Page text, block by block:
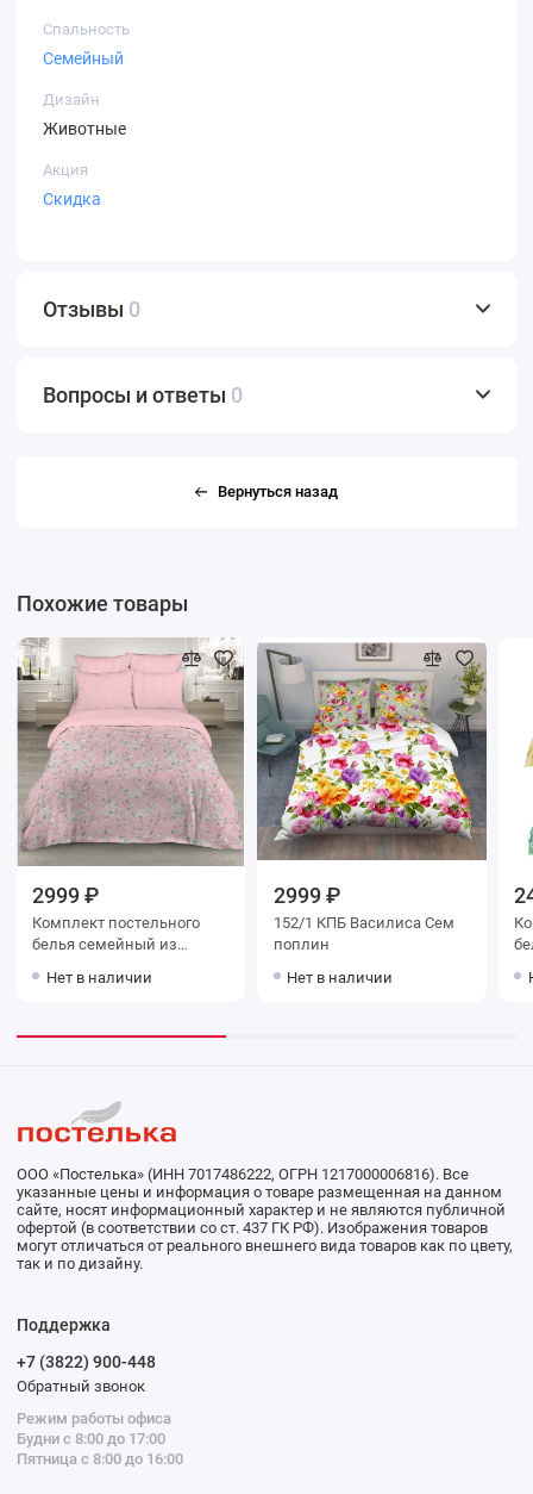
Спальность
Семейный
Дизайн
Животные
Акция
Скидка
Отзывы 0
Вопросы и ответы 0
Вернуться назад
Похожие товары
2999 ₽
Комплект постельного
белья семейный из
50х70 2 шт Цветы
Нет в наличии
2999 ₽
152/1 КПБ Василиса Сем
поплин
Нет в наличии
белья
ООО «Постелька» (ИНН 7017486222, ОГРН 1217000006816). Все
указанные цены и информация о товаре размещенная на данном
сайте, носят информационный характер и не являются публичной
офертой (в соответствии со ст. 437 ГК РФ). Изображения товаров
могут отличаться от реального внешнего вида товаров как по цвету,
так и по дизайну.
Поддержка
+7 (3822) 900-448
Обратный звонок
Режим работы офиса
Будни с 8:00 до 17:00
Пятница с 8:00 до 16:00